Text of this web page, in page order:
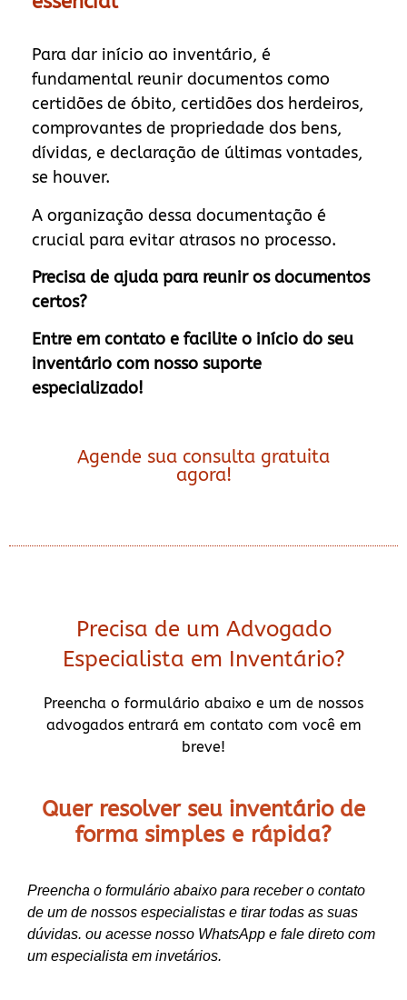
Para dar início ao inventário, é
fundamental reunir documentos como
certidões de óbito, certidões dos herdeiros,
comprovantes de propriedade dos bens,
dívidas, e declaração de últimas vontades,
se houver.
A organização dessa documentação é
crucial para evitar atrasos no processo.
Precisa de ajuda para reunir os documentos
certos?
Entre em contato e facilite o início do seu
inventário com nosso suporte
especializado!
Agende sua consulta gratuita
agora!
Precisa de um Advogado
Especialista em Inventário?
Preencha o formulário abaixo e um de nossos
advogados entrará em contato com você em
breve!
Quer resolver seu inventário de
forma simples e rápida?
Preencha o formulário abaixo para receber o contato
de um de nossos especialistas e tirar todas as suas
dúvidas. ou acesse nosso WhatsApp e fale direto com
um especialista em invetários.